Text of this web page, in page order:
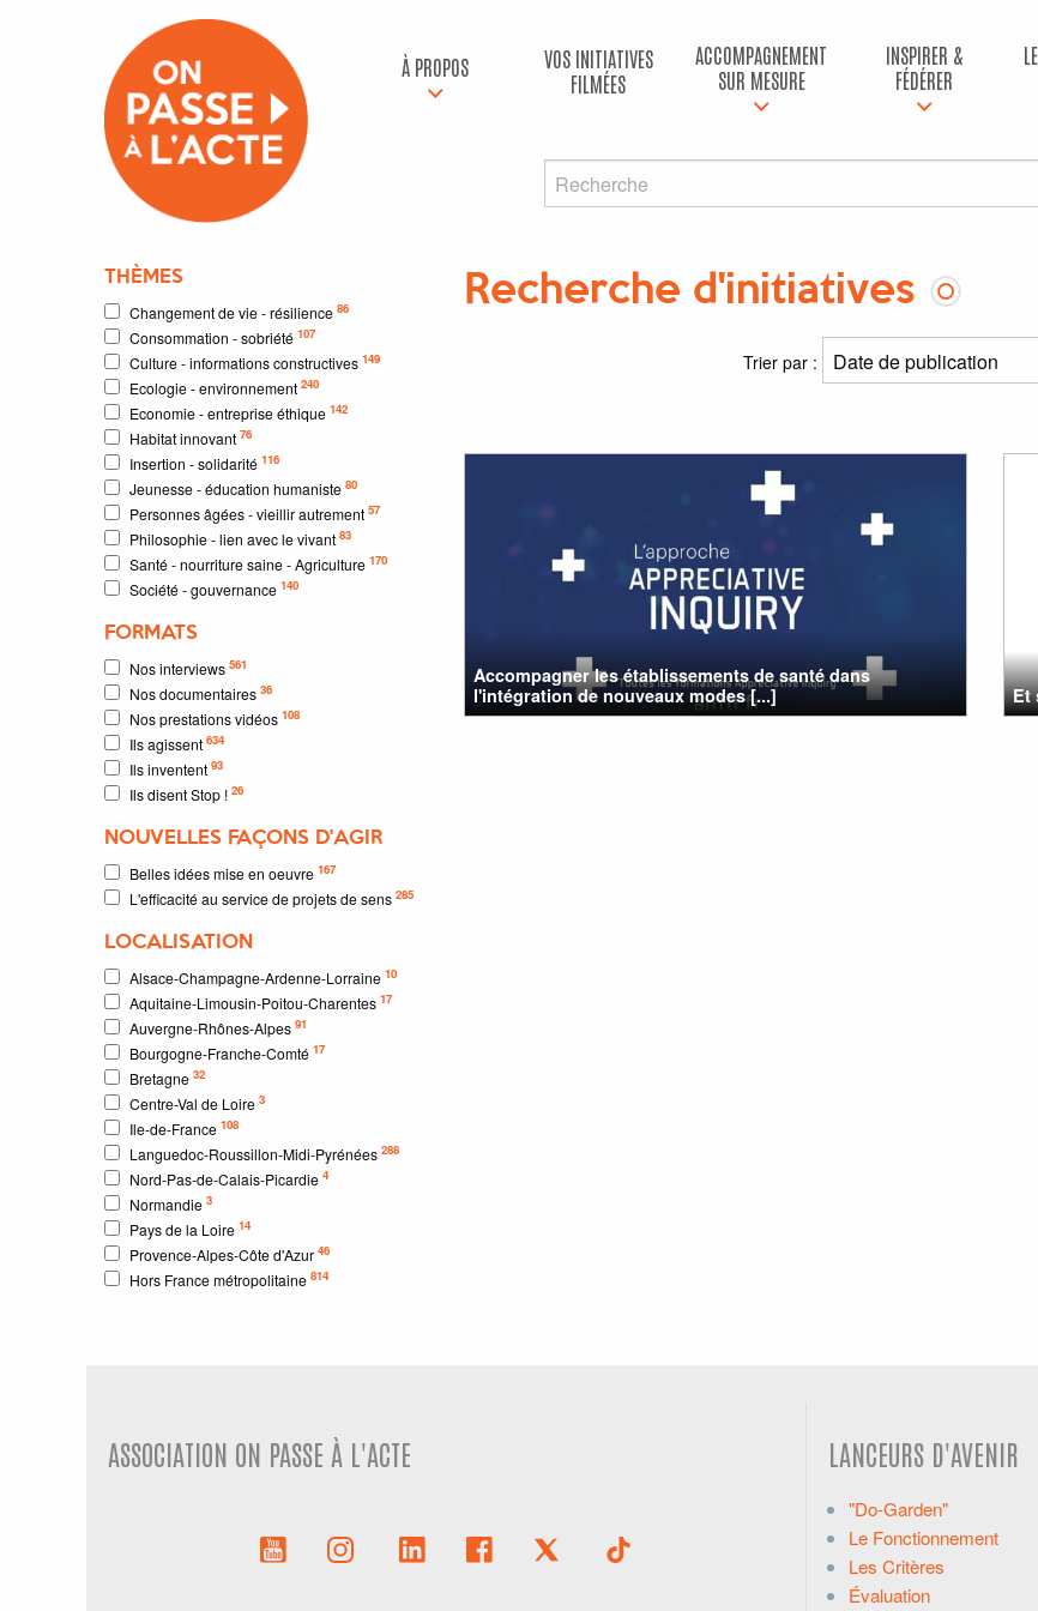
À PROPOS
VOS INITIATIVES
FILMÉES
ACCOMPAGNEMENT
SUR MESURE
INSPIRER &
FÉDÉRER
THÈMES
Changement de vie - résilience 86
Consommation - sobriété 107
Culture - informations constructives 149
Ecologie - environnement 240
Economie - entreprise éthique 142
Habitat innovant 76
Insertion - solidarité 116
Jeunesse - éducation humaniste 80
Personnes âgées - vieillir autrement 57
Philosophie - lien avec le vivant 83
Santé - nourriture saine - Agriculture 170
Société - gouvernance 140
FORMATS
Nos interviews 561
Nos documentaires 36
Nos prestations vidéos 108
Ils agissent 634
Ils inventent 93
Ils disent Stop ! 26
NOUVELLES FAÇONS D'AGIR
Belles idées mise en oeuvre 167
L'efficacité au service de projets de sens 285
LOCALISATION
Alsace-Champagne-Ardenne-Lorraine 10
Aquitaine-Limousin-Poitou-Charentes 17
Auvergne-Rhônes-Alpes 91
Bourgogne-Franche-Comté 17
Bretagne 32
Centre-Val de Loire 3
Ile-de-France 108
Languedoc-Roussillon-Midi-Pyrénées 288
Nord-Pas-de-Calais-Picardie 4
Normandie 3
Pays de la Loire 14
Provence-Alpes-Côte d'Azur 46
Hors France métropolitaine 814
Recherche d'initiatives
Trier par :
Accompagner les établissements de santé dans
l'intégration de nouveaux modes [...]
Et
ASSOCIATION ON PASSE À L'ACTE LANCEURS D'AVENIR
"Do-Garden"
Le Fonctionnement
Les Critères
Évaluation